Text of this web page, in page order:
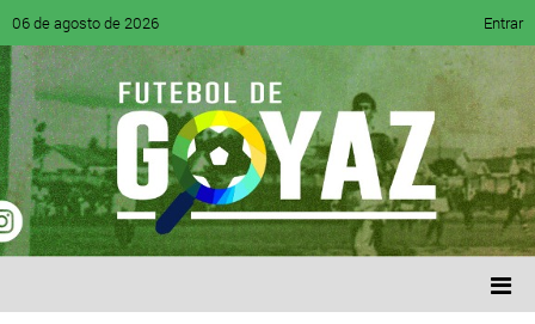
06 de agosto de 2026 Entrar